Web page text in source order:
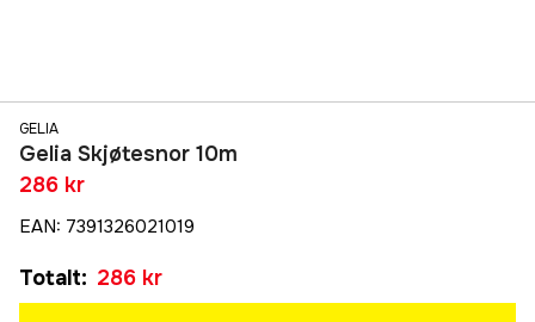
GELIA
Gelia Skjøtesnor 10m
286 kr
EAN: 7391326021019
Totalt: 286 kr